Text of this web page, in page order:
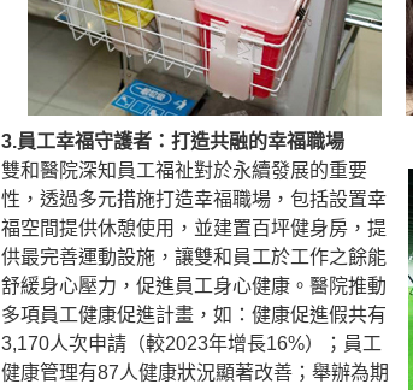
3.員工幸福守護者：打造共融的幸福職場
雙和醫院深知員工福祉對於永續發展的重要
性，透過多元措施打造幸福職場，包括設置幸
福空間提供休憩使用，並建置百坪健身房，提
供最完善運動設施，讓雙和員工於工作之餘能
舒緩身心壓力，促進員工身心健康。醫院推動
多項員工健康促進計畫，如：健康促進假共有
3,170人次申請（較2023年增長16%）；員工
健康管理有87人健康狀況顯著改善；舉辦為期